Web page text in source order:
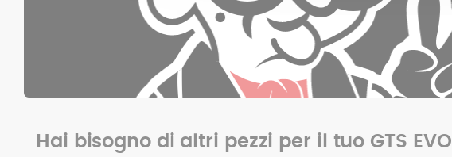
Hai bisogno di altri pezzi per il tuo GTS EVO